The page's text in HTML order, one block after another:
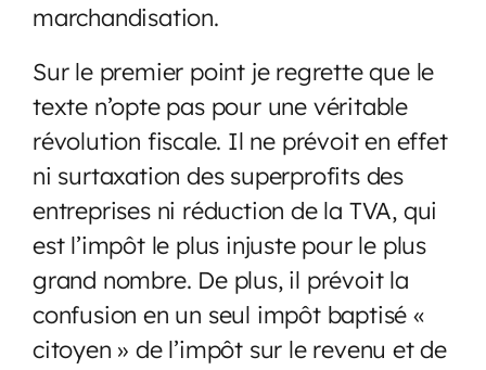
marchandisation.
Sur le premier point je regrette que le
texte n’opte pas pour une véritable
révolution fiscale. Il ne prévoit en effet
ni surtaxation des superprofits des
entreprises ni réduction de la TVA, qui
est l’impôt le plus injuste pour le plus
grand nombre. De plus, il prévoit la
confusion en un seul impôt baptisé «
citoyen » de l’impôt sur le revenu et de